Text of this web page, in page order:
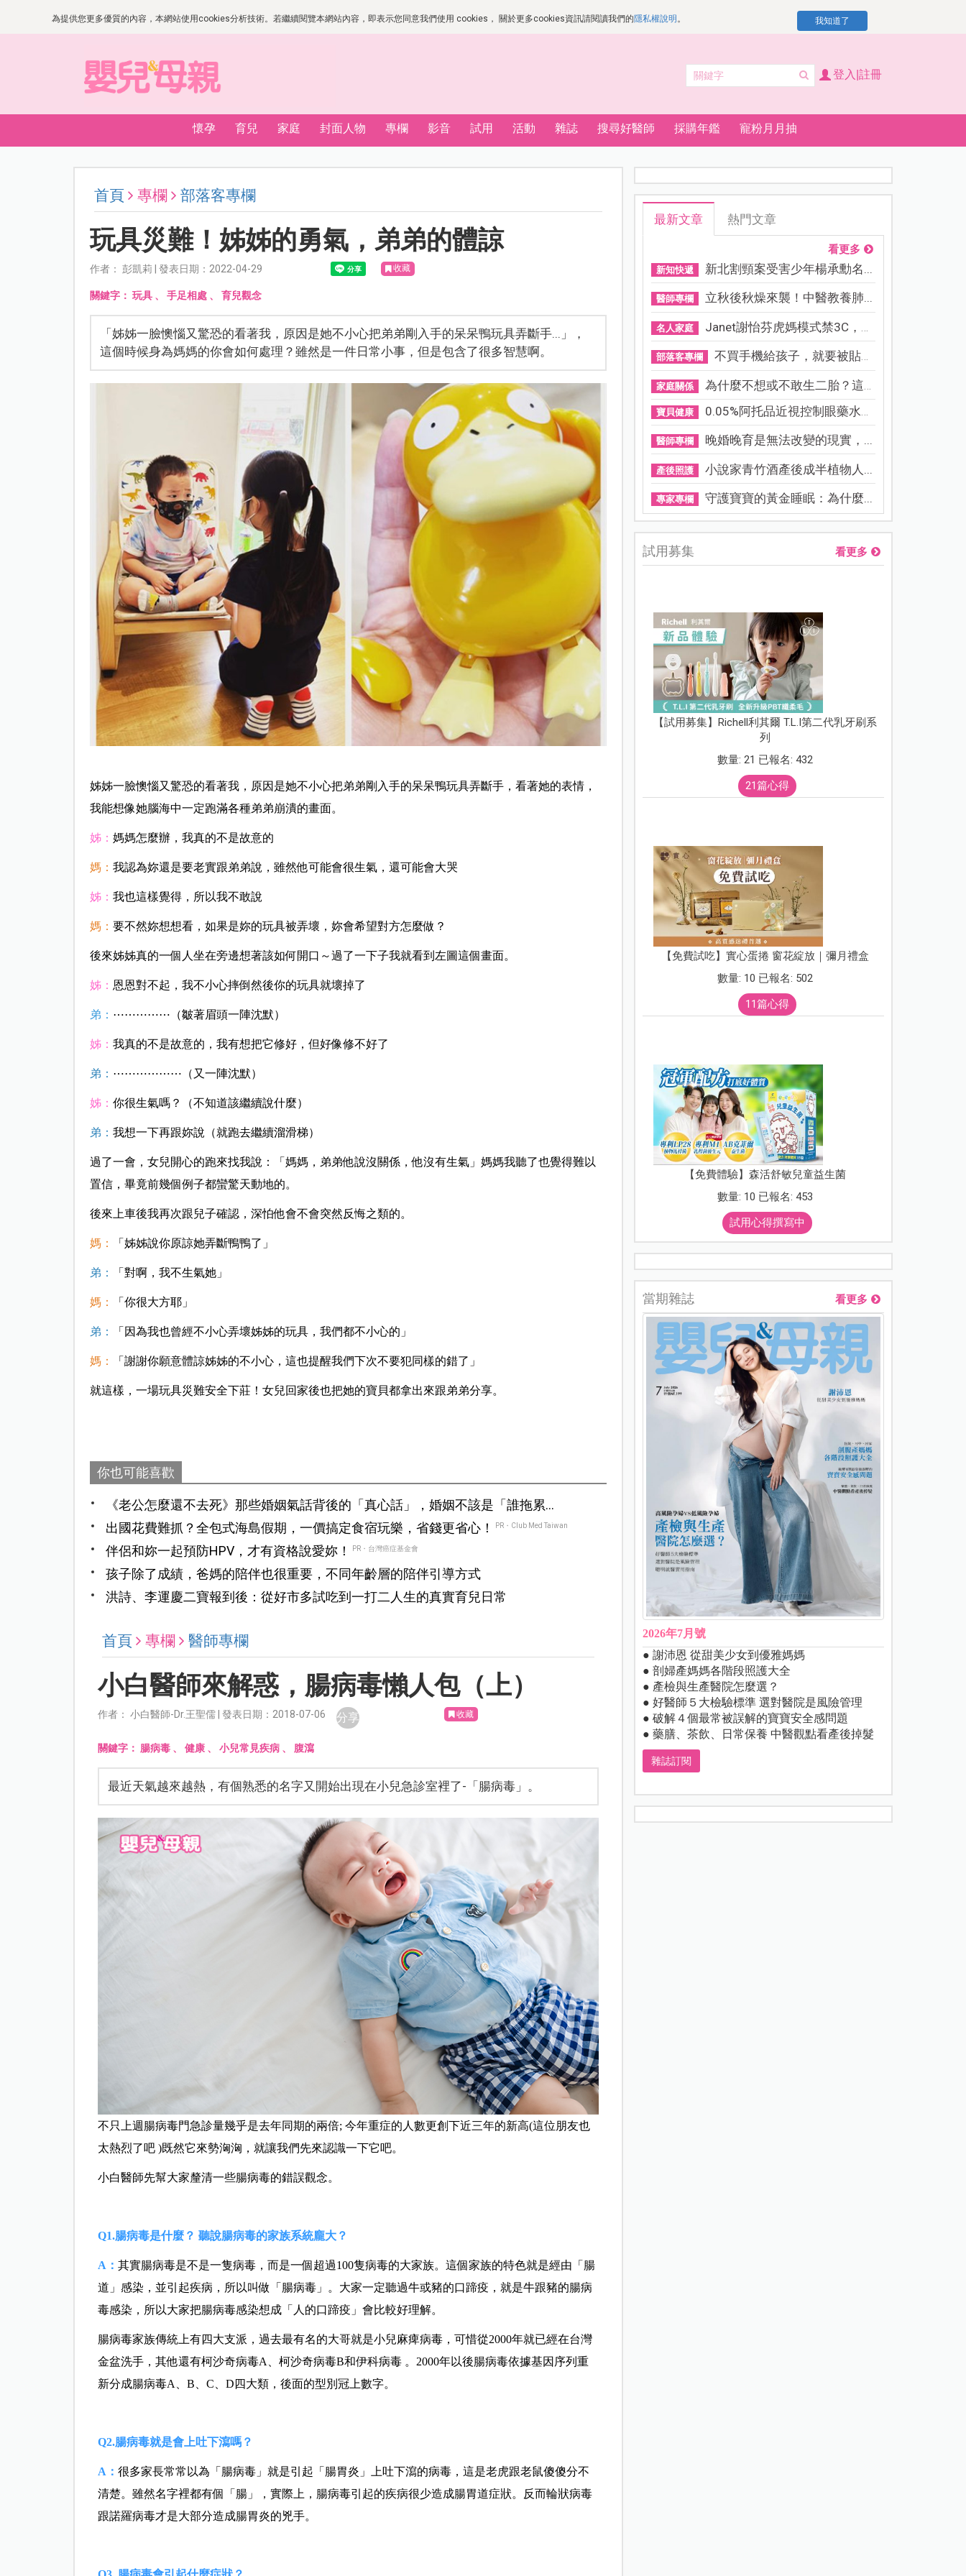
為提供您更多優質的內容，本網站使用cookies分析技術。若繼續閱覽本網站內容，即表示您同意我們使用 cookies， 關於更多cookies資訊請閱讀我們的隱私權說明 。 我知道了
登入|註冊
懷孕 育兒 家庭 封面人物 專欄 影音 試用 活動 雜誌 搜尋好醫師 採購年鑑 寵粉月月抽
首頁 專欄 部落客專欄
玩具災難！姊姊的勇氣，弟弟的體諒
作者： 彭凱莉 | 發表日期：2022-04-29 收藏
關鍵字： 玩具、 手足相處、 育兒觀念
「姊姊一臉懊惱又驚恐的看著我，原因是她不小心把弟弟剛入手的呆呆鴨玩具弄斷手...」，
這個時候身為媽媽的你會如何處理？雖然是一件日常小事，但是包含了很多智慧啊。
姊姊一臉懊惱又驚恐的看著我，原因是她不小心把弟弟剛入手的呆呆鴨玩具弄斷手，看著她的表情，
我能想像她腦海中一定跑滿各種弟弟崩潰的畫面。
姊： 媽媽怎麼辦，我真的不是故意的
媽： 我認為妳還是要老實跟弟弟說，雖然他可能會很生氣，還可能會大哭
姊： 我也這樣覺得，所以我不敢說
媽： 要不然妳想想看，如果是妳的玩具被弄壞，妳會希望對方怎麼做？
後來姊姊真的一個人坐在旁邊想著該如何開口～過了一下子我就看到左圖這個畫面。
姊： 恩恩對不起，我不小心摔倒然後你的玩具就壞掉了
弟： ⋯⋯⋯⋯⋯（皺著眉頭一陣沈默）
姊： 我真的不是故意的，我有想把它修好，但好像修不好了
弟： ⋯⋯⋯⋯⋯⋯（又一陣沈默）
姊： 你很生氣嗎？（不知道該繼續說什麼）
弟： 我想一下再跟妳說（就跑去繼續溜滑梯）
過了一會，女兒開心的跑來找我說：「媽媽，弟弟他說沒關係，他沒有生氣」媽媽我聽了也覺得難以
置信，畢竟前幾個例子都蠻驚天動地的。
後來上車後我再次跟兒子確認，深怕他會不會突然反悔之類的。
媽： 「姊姊說你原諒她弄斷鴨鴨了」
弟： 「對啊，我不生氣她」
媽： 「你很大方耶」
弟： 「因為我也曾經不小心弄壞姊姊的玩具，我們都不小心的」
媽： 「謝謝你願意體諒姊姊的不小心，這也提醒我們下次不要犯同樣的錯了」
就這樣，一場玩具災難安全下莊！女兒回家後也把她的寶貝都拿出來跟弟弟分享。
你也可能喜歡
《老公怎麼還不去死》那些婚姻氣話背後的「真心話」，婚姻不該是「誰拖累
誰」，而是「我們怎麼並肩走下去」。
出國花費難抓？全包式海島假期，一價搞定食宿玩樂，省錢更省心！ PR・Club Med Taiwan
伴侶和妳一起預防HPV，才有資格說愛妳！ PR・台灣癌症基金會
孩子除了成績，爸媽的陪伴也很重要，不同年齡層的陪伴引導方式
洪詩、李運慶二寶報到後：從好市多試吃到一打二人生的真實育兒日常
首頁 專欄 醫師專欄
小白醫師來解惑，腸病毒懶人包（上）
作者： 小白醫師-Dr.王聖儒 | 發表日期：2018-07-06 分享 收藏
關鍵字： 腸病毒 、健康 、小兒常見疾病 、 腹瀉
最近天氣越來越熱，有個熟悉的名字又開始出現在小兒急診室裡了-「腸病毒」。
不只上週腸病毒門急診量幾乎是去年同期的兩倍; 今年重症的人數更創下近三年的新高(這位朋友也
太熱烈了吧 )既然它來勢洶洶，就讓我們先來認識一下它吧。
小白醫師先幫大家釐清一些腸病毒的錯誤觀念。
Q1.腸病毒是什麼？ 聽說腸病毒的家族系統龐大？
A：其實腸病毒是不是一隻病毒，而是一個超過100隻病毒的大家族。這個家族的特色就是經由「腸
道」感染，並引起疾病，所以叫做「腸病毒」。 大家一定聽過牛或豬的口蹄疫，就是牛跟豬的腸病
毒感染，所以大家把腸病毒感染想成「人的口蹄疫」會比較好理解。
腸病毒家族傳統上有四大支派，過去最有名的大哥就是小兒麻痺病毒，可惜從2000年就已經在台灣
金盆洗手，其他還有柯沙奇病毒A、柯沙奇病毒B和伊科病毒 。2000年以後腸病毒依據基因序列重
新分成腸病毒A、B、C、D四大類，後面的型別冠上數字。
Q2.腸病毒就是會上吐下瀉嗎？
A：很多家長常常以為「腸病毒」就是引起「腸胃炎」上吐下瀉的病毒，這是老虎跟老鼠傻傻分不
清楚。雖然名字裡都有個「腸」，實際上，腸病毒引起的疾病很少造成腸胃道症狀。反而輪狀病毒
跟諾羅病毒才是大部分造成腸胃炎的兇手。
最新文章 熱門文章
看更多
新知快遞 新北割頸案受害少年楊承勳名...
醫師專欄 立秋後秋燥來襲！中醫教養肺...
名人家庭 Janet謝怡芬虎媽模式禁3C，看...
部落客專欄 不買手機給孩子，就要被貼「...
家庭關係 為什麼不想或不敢生二胎？這8...
寶貝健康 0.05%阿托品近視控制眼藥水納...
醫師專欄 晚婚晚育是無法改變的現實，...
產後照護 小說家青竹酒產後成半植物人...
專家專欄 守護寶寶的黃金睡眠：為什麼...
試用募集 看更多
【試用募集】Richell利其爾 T.L.I第二代乳牙刷系
列
數量: 21 已報名: 432
21篇心得
【免費試吃】實心蛋捲 窗花綻放｜彌月禮盒
數量: 10 已報名: 502
11篇心得
【免費體驗】森活舒敏兒童益生菌
數量: 10 已報名: 453
試用心得撰寫中
當期雜誌 看更多
2026年7月號
● 謝沛恩 從甜美少女到優雅媽媽
● 剖婦產媽媽各階段照護大全
● 產檢與生產醫院怎麼選？
● 好醫師５大檢驗標準 選對醫院是風險管理
● 破解４個最常被誤解的寶寶安全感問題
● 藥膳、茶飲、日常保養 中醫觀點看產後掉髮
雜誌訂閱